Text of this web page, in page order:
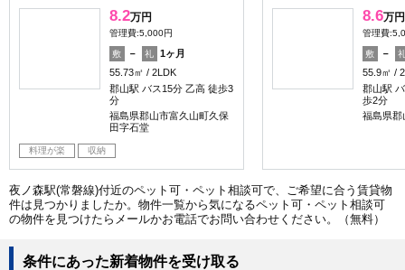
8.2万円
管理費:5,000円
敷 － 礼
1ヶ月
55.73㎡
2LDK
郡山駅 バス15分 乙高 徒歩3
分
福島県郡山市富久山町久保
田字石堂
料理が楽 収納
8.6万円
管理費
敷 －
55.9㎡
郡山駅
歩2分
福島県郡
夜ノ森駅(常磐線)付近のペット可・ペット相談可で、ご希望に合う賃貸物
件は見つかりましたか。物件一覧から気になるペット可・ペット相談可
の物件を見つけたらメールかお電話でお問い合わせください。（無料）
条件にあった新着物件を受け取る